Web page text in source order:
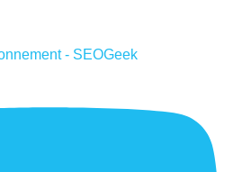
- SEOGeek